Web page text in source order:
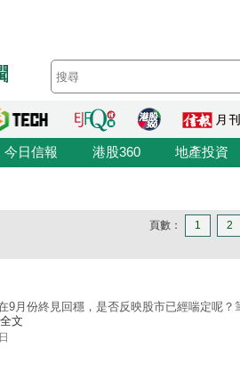
今日信報 港股360 地產投資
頁數： 1 2
9月份終見回穩，是否反映股市已經喘定呢？
全文